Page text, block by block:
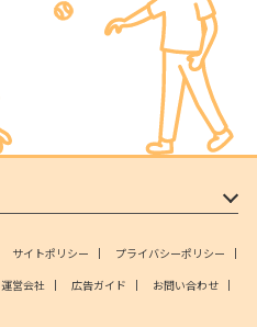
サイトポリシー
プライバシーポリシー
運営会社 広告ガイド
お問い合わせ